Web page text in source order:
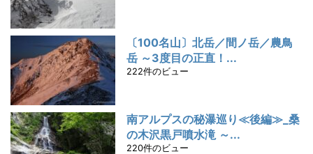
〔100名山〕北岳／間ノ岳／農鳥
岳 ～3度目の正直！...
222件のビュー
南アルプスの秘瀑巡り≪後編≫_桑
の木沢黒戸噴水滝 ～...
220件のビュー